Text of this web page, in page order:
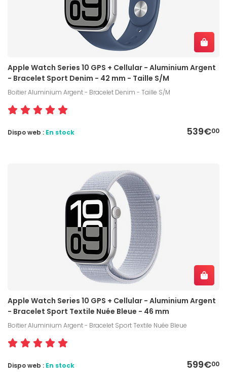
Apple Watch Series 10 GPS + Cellular - Aluminium Argent
- Bracelet Sport Denim - 42 mm - Taille S/M
Boitier Aluminium Argent - Bracelet Denim - Taille S/M
539€00
Dispo web : En stock
Apple Watch Series 10 GPS + Cellular - Aluminium Argent
- Bracelet Sport Textile Nuée Bleue - 46 mm
Boitier Aluminium Argent - Bracelet Sport Textile Nuée Bleue
599€00
Dispo web : En stock